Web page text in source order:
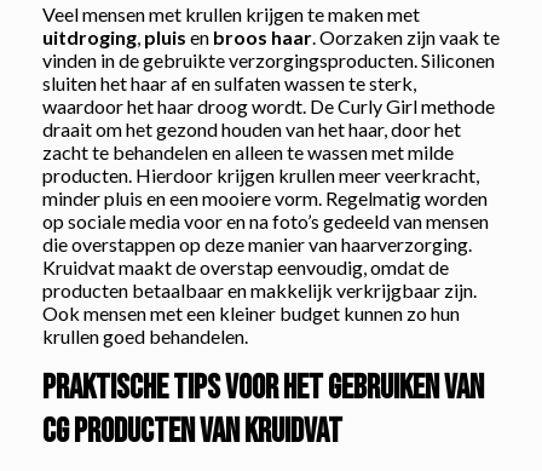
Veel mensen met krullen krijgen te maken met
uitdroging, pluis en broos haar. Oorzaken zijn vaak te
vinden in de gebruikte verzorgingsproducten. Siliconen
sluiten het haar af en sulfaten wassen te sterk,
waardoor het haar droog wordt. De Curly Girl methode
draait om het gezond houden van het haar, door het
zacht te behandelen en alleen te wassen met milde
producten. Hierdoor krijgen krullen meer veerkracht,
minder pluis en een mooiere vorm. Regelmatig worden
op sociale media voor en na foto’s gedeeld van mensen
die overstappen op deze manier van haarverzorging.
Kruidvat maakt de overstap eenvoudig, omdat de
producten betaalbaar en makkelijk verkrijgbaar zijn.
Ook mensen met een kleiner budget kunnen zo hun
krullen goed behandelen.
Praktische tips voor het gebruiken van
CG producten van Kruidvat